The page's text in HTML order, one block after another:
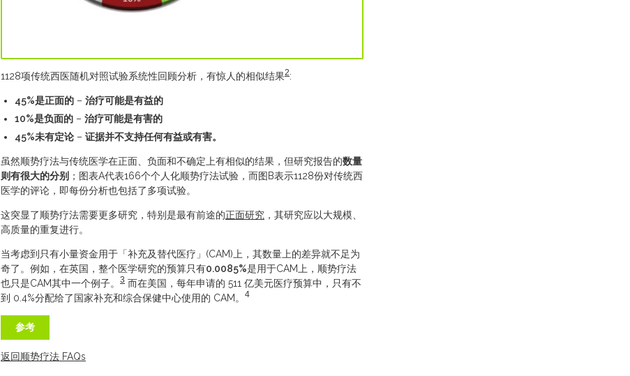
1128项传统西医随机对照试验系统性回顾分析，有惊人的相似结果2:
45%是正面的 – 治疗可能是有益的
10%是负面的 – 治疗可能是有害的
45%未有定论 – 证据并不支持任何有益或有害。
虽然顺势疗法与传统医学在正面、负面和不确定上有相似的结果，但研究报告的数量
则有很大的分别 ；图表A代表166个个人化顺势疗法试验，而图B表示1128份对传统西
医学的评论，即每份分析也包括了多项试验。
这突显了顺势疗法需要更多研究，特别是最有前途的正面研究 ，其研究应以大规模、
高质量的重复进行。
当考虑到只有小量资金用于「补充及替代医疗」(CAM)上，其数量上的差异就不足为
奇了。例如，在英国，整个医学研究的预算只有0.0085%是用于CAM上，顺势疗法
也只是CAM其中一个例子。
3 而在美国，每年申请的 511 亿美元医疗预算中，只有不
到 0.4%分配给了国家补充和综合保健中心使用的 CAM。
4
参考
返回顺势疗法 FAQs